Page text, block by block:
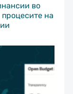
во
на